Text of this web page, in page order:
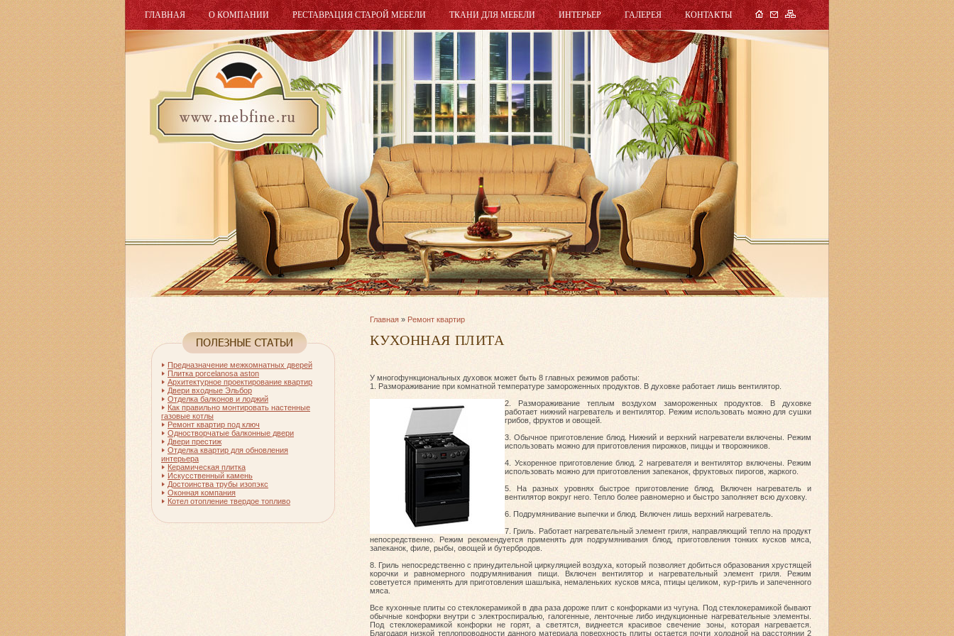
ГЛАВНАЯ О КОМПАНИИ РЕСТАВРАЦИЯ СТАРОЙ МЕБЕЛИ ТКАНИ ДЛЯ МЕБЕЛИ ИНТЕРЬЕР ГАЛЕРЕЯ КОНТАКТЫ
Главная » Ремонт квартир
КУХОННАЯ ПЛИТА
У многофункциональных духовок может быть 8 главных режимов работы:
1. Размораживание при комнатной температуре замороженных продуктов. В духовке работает лишь вентилятор.
2. Размораживание теплым воздухом замороженных продуктов. В духовке
работает нижний нагреватель и вентилятор. Режим использовать можно для сушки
грибов, фруктов и овощей.
3. Обычное приготовление блюд. Нижний и верхний нагреватели включены. Режим
использовать можно для приготовления пирожков, пиццы и творожников.
4. Ускоренное приготовление блюд. 2 нагревателя и вентилятор включены. Режим
использовать можно для приготовления запеканок, фруктовых пирогов, жаркого.
5. На разных уровнях быстрое приготовление блюд. Включен нагреватель и
вентилятор вокруг него. Тепло более равномерно и быстро заполняет всю духовку.
6. Подрумянивание выпечки и блюд. Включен лишь верхний нагреватель.
7. Гриль. Работает нагревательный элемент гриля, направляющий тепло на продукт
непосредственно. Режим рекомендуется применять для подрумянивания блюд, приготовления тонких кусков мяса,
запеканок, филе, рыбы, овощей и бутербродов.
8. Гриль непосредственно с принудительной циркуляцией воздуха, который позволяет добиться образования хрустящей
корочки и равномерного подрумянивания пищи. Включен вентилятор и нагревательный элемент гриля. Режим
советуется применять для приготовления шашлыка, немаленьких кусков мяса, птицы целиком, кур-гриль и запеченного
мяса.
Все кухонные плиты со стеклокерамикой в два раза дороже плит с конфорками из чугуна. Под стеклокерамикой бывают
обычные конфорки внутри с электроспиралью, галогенные, ленточные либо индукционные нагревательные элементы.
Под стеклокерамикой конфорки не горят, а светятся, виднеется красивое свечение зоны, которая нагревается.
Благодаря низкой теплопроводности данного материала поверхность плиты остается почти холодной на расстоянии 2
Предназначение межкомнатных дверей
Плитка porcelanosa aston
Архитектурное проектирование квартир
Двери входные Эльбор
Отделка балконов и лоджий
Как правильно монтировать настенные
газовые котлы
Ремонт квартир под ключ
Одностворчатые балконные двери
Двери престиж
Отделка квартир для обновления
интерьера
Керамическая плитка
Искусственный камень
Достоинства трубы изопэкс
Оконная компания
Котел отопление твердое топливо